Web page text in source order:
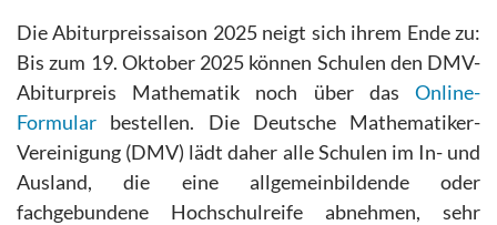
Die Abiturpreissaison 2025 neigt sich ihrem Ende zu:
Bis zum 19. Oktober 2025 können Schulen den DMV-
Abiturpreis Mathematik noch über das Online-
Formular bestellen. Die Deutsche Mathematiker-
Vereinigung (DMV) lädt daher alle Schulen im In- und
Ausland, die eine allgemeinbildende oder
fachgebundene Hochschulreife abnehmen, sehr